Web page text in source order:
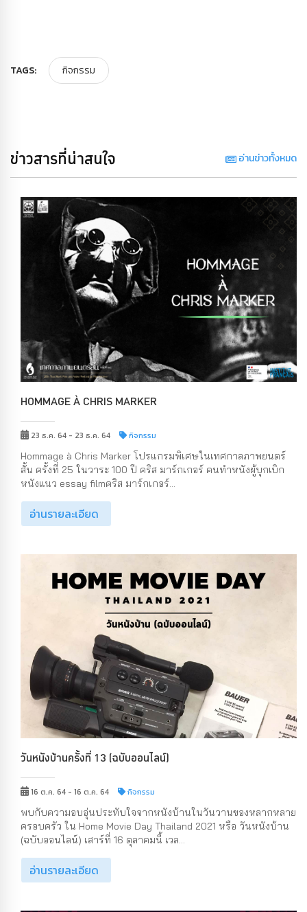
TAGS: กิจกรรม
ข่าวสารที่น่าสนใจ อ่านข่าวทั้งหมด
HOMMAGE À CHRIS MARKER
23 ธ.ค. 64 - 23 ธ.ค. 64 กิจกรรม
Hommage à Chris Marker โปรแกรมพิเศษในเทศกาลภาพยนตร์
สั้น ครั้งที่ 25 ในวาระ 100 ปี คริส มาร์กเกอร์ คนทำหนังผู้บุกเบิก
หนังแนว essay filmคริส มาร์กเกอร์...
อ่านรายละเอียด
วันหนังบ้านครั้งที่ 13 (ฉบับออนไลน์)
16 ต.ค. 64 - 16 ต.ค. 64 กิจกรรม
พบกับความอบอุ่นประทับใจจากหนังบ้านในวันวานของหลากหลาย
ครอบครัว ใน Home Movie Day Thailand 2021 หรือ วันหนังบ้าน
(ฉบับออนไลน์) เสาร์ที่ 16 ตุลาคมนี้ เวล...
อ่านรายละเอียด